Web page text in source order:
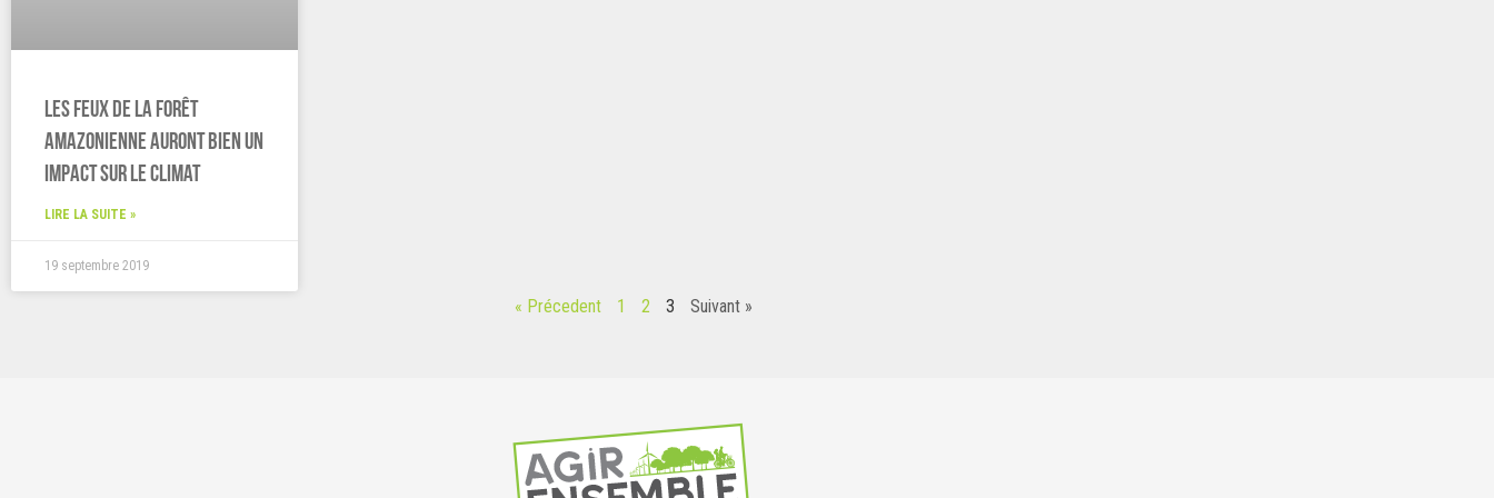
Les feux de la forêt
Amazonienne auront bien un
impact sur le climat
LIRE LA SUITE »
19 septembre 2019
« Précedent 1 2 3 Suivant »